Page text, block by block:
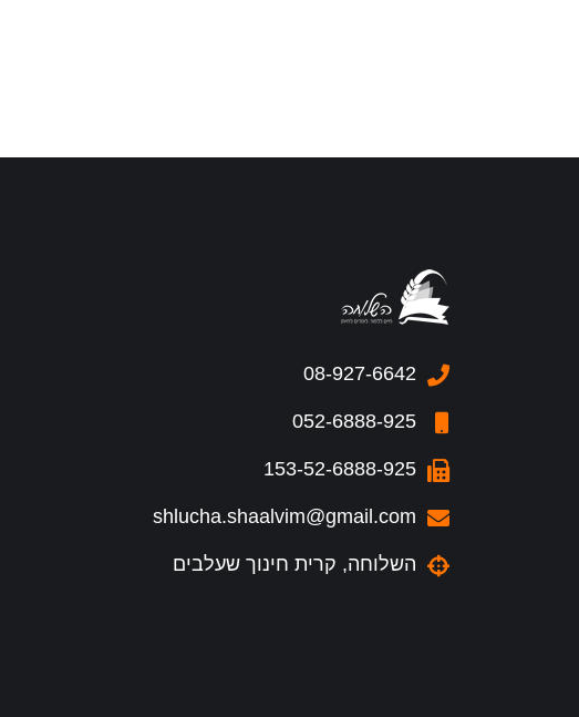
08-927-6642
052-6888-925
153-52-6888-925
shlucha.shaalvim@gmail.com
השלוחה, קרית חינוך שעלבים